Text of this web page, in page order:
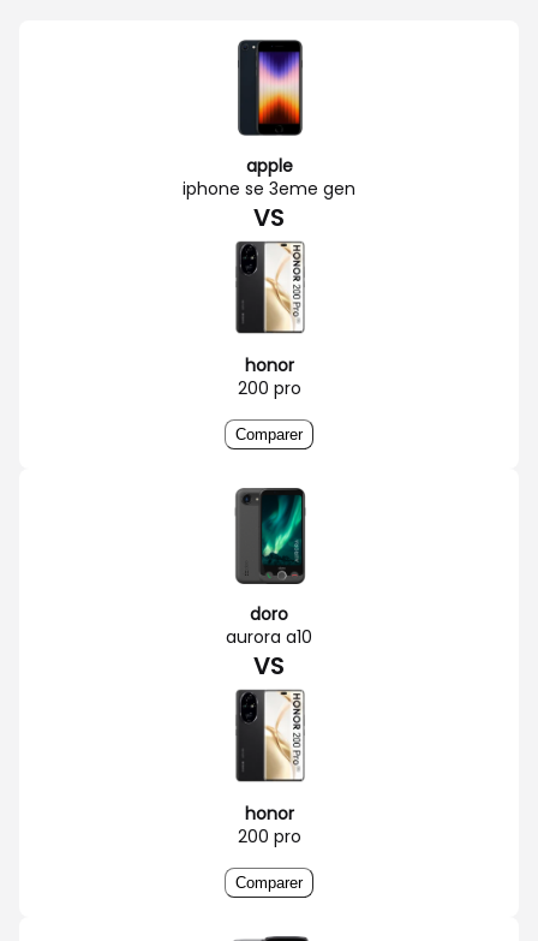
apple
iphone se 3eme gen
VS
honor
200 pro
Comparer
doro
aurora a10
VS
honor
200 pro
Comparer